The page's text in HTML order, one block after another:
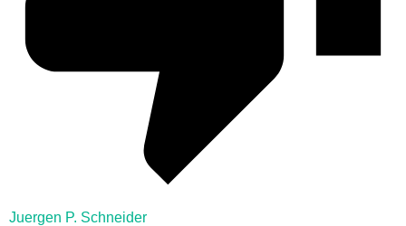
Juergen P. Schneider